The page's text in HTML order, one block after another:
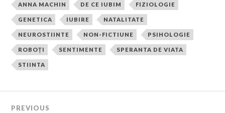
ANNA MACHIN DE CE IUBIM FIZIOLOGIE
GENETICA IUBIRE NATALITATE
NEUROSTIINTE NON-FICTIUNE PSIHOLOGIE
ROBOȚI SENTIMENTE SPERANTA DE VIATA
STIINTA
PREVIOUS